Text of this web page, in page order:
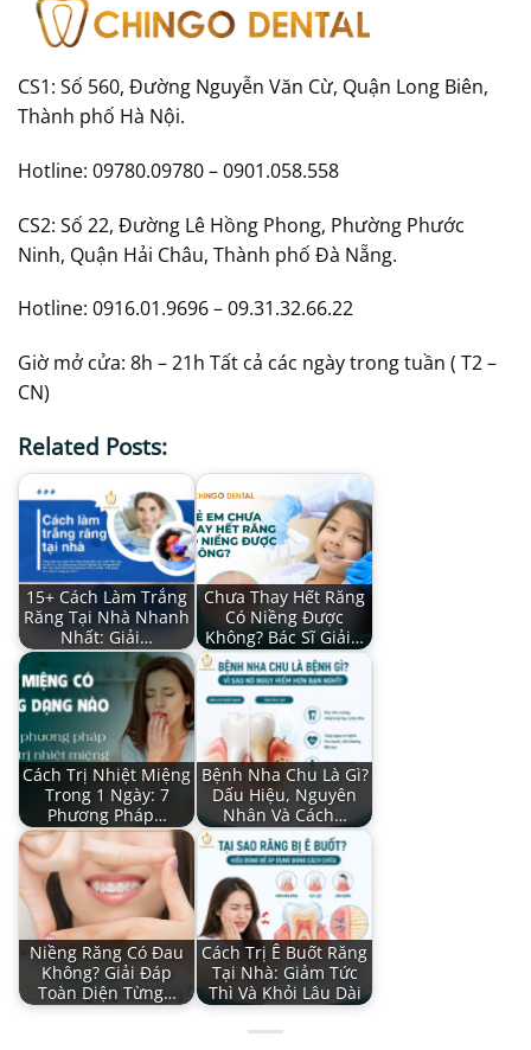
CS1: Số 560, Đường Nguyễn Văn Cừ, Quận Long Biên,
Thành phố Hà Nội.
Hotline: 09780.09780 – 0901.058.558
CS2: Số 22, Đường Lê Hồng Phong, Phường Phước
Ninh, Quận Hải Châu, Thành phố Đà Nẵng.
Hotline: 0916.01.9696 – 09.31.32.66.22
Giờ mở cửa: 8h – 21h Tất cả các ngày trong tuần ( T2 –
CN)
Related Posts:
15+ Cách Làm Trắng
Răng Tại Nhà Nhanh
Nhất: Giải…
Chưa Thay Hết Răng
Có Niềng Được
Không? Bác Sĩ Giải…
Cách Trị Nhiệt Miệng
Trong 1 Ngày: 7
Phương Pháp…
Bệnh Nha Chu Là Gì?
Dấu Hiệu, Nguyên
Nhân Và Cách…
Niềng Răng Có Đau
Không? Giải Đáp
Toàn Diện Từng…
Cách Trị Ê Buốt Răng
Tại Nhà: Giảm Tức
Thì Và Khỏi Lâu Dài